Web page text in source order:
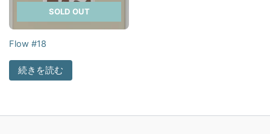
SOLD OUT
Flow #18
続きを読む